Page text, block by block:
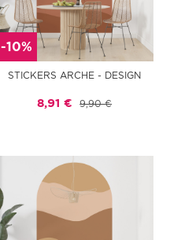
-10%
STICKERS ARCHE - DESIGN
8,91 € 9,90 €